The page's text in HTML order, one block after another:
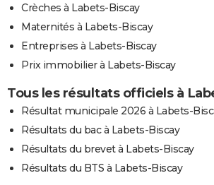
Crèches à Labets-Biscay
Maternités à Labets-Biscay
Entreprises à Labets-Biscay
Prix immobilier à Labets-Biscay
Tous les résultats officiels à
Résultat municipale 2026 à Labets-
Résultats du bac à Labets-Biscay
Résultats du brevet à Labets-Biscay
Résultats du BTS à Labets-Biscay